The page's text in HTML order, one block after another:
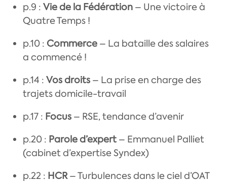
p.9 : Vie de la Fédération – Une victoire à
Quatre Temps !
p.10 : Commerce – La bataille des salaires
a commencé !
p.14 : Vos droits – La prise en charge des
trajets domicile-travail
p.17 : Focus – RSE, tendance d’avenir
p.20 : Parole d’expert – Emmanuel Palliet
(cabinet d’expertise Syndex)
p.22 : HCR– Turbulences dans le ciel d’OAT